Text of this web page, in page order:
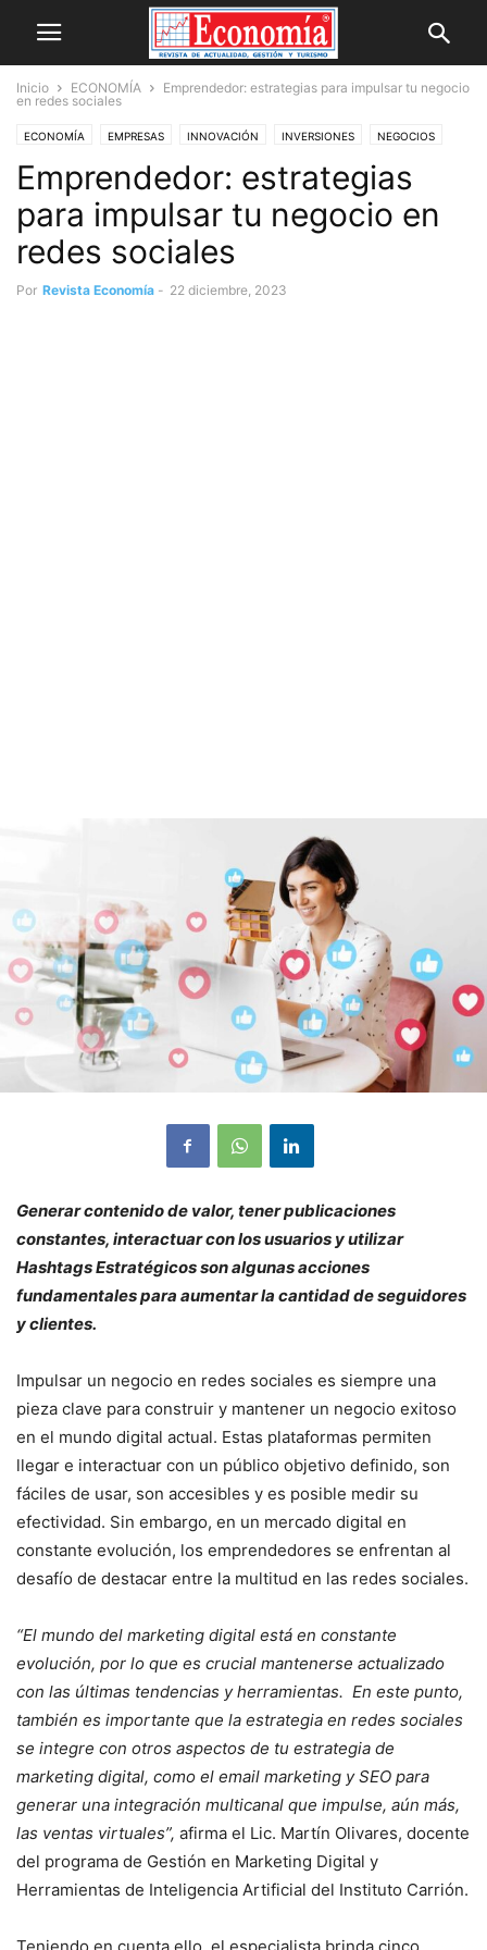
Inicio ECONOMÍA
Emprendedor: estrategias para impulsar tu negocio
en redes sociales
ECONOMÍA EMPRESAS INNOVACIÓN INVERSIONES NEGOCIOS
NOVEDADES OPINIÓN
Emprendedor: estrategias
para impulsar tu negocio en
redes sociales
Por Revista Economía - 22 diciembre, 2023
Generar contenido de valor, tener publicaciones
constantes, interactuar con los usuarios y utilizar
Hashtags Estratégicos son algunas acciones
fundamentales para aumentar la cantidad de seguidores
y clientes.
Impulsar un negocio en redes sociales es siempre una
pieza clave para construir y mantener un negocio exitoso
en el mundo digital actual. Estas plataformas permiten
llegar e interactuar con un público objetivo definido, son
fáciles de usar, son accesibles y es posible medir su
efectividad. Sin embargo, en un mercado digital en
constante evolución, los emprendedores se enfrentan al
desafío de destacar entre la multitud en las redes sociales.
“El mundo del marketing digital está en constante
evolución, por lo que es crucial mantenerse actualizado
con las últimas tendencias y herramientas. En este punto,
también es importante que la estrategia en redes sociales
se integre con otros aspectos de tu estrategia de
marketing digital, como el email marketing y SEO para
generar una integración multicanal que impulse, aún más,
las ventas virtuales”, afirma el Lic. Martín Olivares, docente
del programa de Gestión en Marketing Digital y
Herramientas de Inteligencia Artificial del Instituto Carrión.
Teniendo en cuenta ello, el especialista brinda cinco